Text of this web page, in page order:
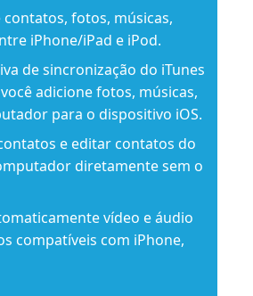
contatos, fotos, músicas,
iPhone/iPad e iPod.
de sincronização do iTunes
adicione fotos, músicas,
para o dispositivo iOS.
e editar contatos do
diretamente sem o
vídeo e áudio
compatíveis com iPhone,